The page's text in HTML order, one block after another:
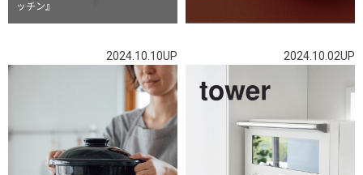
ッチン』
2024.10.10UP 2024.10.02UP